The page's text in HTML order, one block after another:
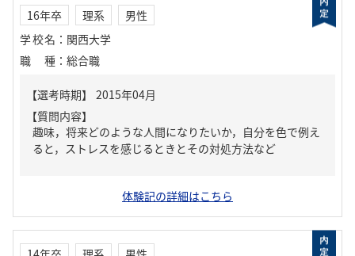
16年卒 理系
男性
学校名 ： 関西大学
職種 ： 総合職
【質問内容】
趣味，将来どのような人間になりたいか，自分を色で例え
ると，ストレスを感じるときとその対処方法など
体験記の詳細はこちら